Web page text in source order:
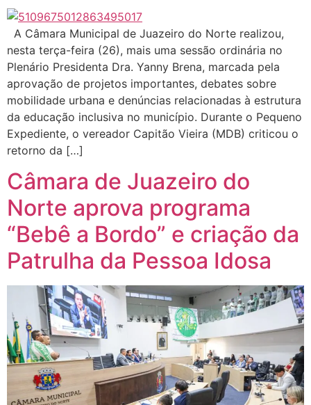
A Câmara Municipal de Juazeiro do Norte realizou,
nesta terça-feira (26), mais uma sessão ordinária no
Plenário Presidenta Dra. Yanny Brena, marcada pela
aprovação de projetos importantes, debates sobre
mobilidade urbana e denúncias relacionadas à estrutura
da educação inclusiva no município. Durante o Pequeno
Expediente, o vereador Capitão Vieira (MDB) criticou o
retorno da […]
Câmara de Juazeiro do
Norte aprova programa
“Bebê a Bordo” e criação da
Patrulha da Pessoa Idosa